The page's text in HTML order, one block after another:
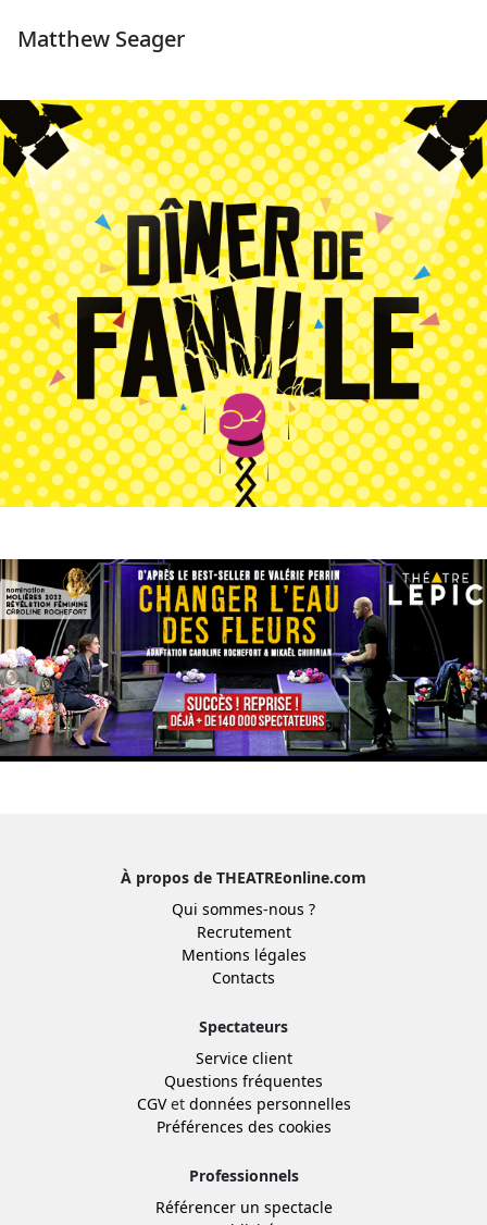
Matthew Seager
À propos de THEATREonline.com
Qui sommes-nous ?
Recrutement
Mentions légales
Contacts
Spectateurs
Service client
Questions fréquentes
CGVet données personnelles
Préférences des cookies
Professionnels
Référencer un spectacle